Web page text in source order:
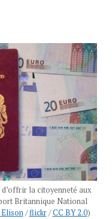
la citoyenneté aux
Britannique National
/flickr/CC BY 2.0)